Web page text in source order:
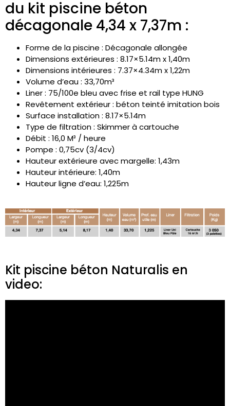
du kit piscine béton
décagonale 4,34 x 7,37m :
Forme de la piscine : Décagonale allongée
Dimensions extérieures : 8.17×5.14m x 1,40m
Dimensions intérieures : 7.37×4.34m x 1,22m
Volume d’eau : 33,70m³
Liner : 75/100e bleu avec frise et rail type HUNG
Revêtement extérieur : béton teinté imitation bois
Surface installation : 8.17×5.14m
Type de filtration : Skimmer à cartouche
Débit : 16,0 M³ / heure
Pompe : 0,75cv (3/4cv)
Hauteur extérieure avec margelle: 1,43m
Hauteur intérieure: 1,40m
Hauteur ligne d’eau: 1,225m
Kit piscine béton Naturalis en
video: